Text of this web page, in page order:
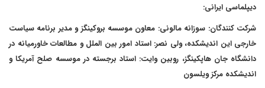
دیپلماسی ایرانی:
شرکت کنندگان: سوزانه مالونی: معاون موسسه بروکینگز و مدیر برنامه سیاست
خارجی این اندیشکده، ولی نصر: استاد امور بین الملل و مطالعات خاورمیانه در
دانشگاه جان هاپکینگز، روبین وایت: استاد برجسته در موسسه صلح آمریکا و
اندیشکده مرکز ویلسون